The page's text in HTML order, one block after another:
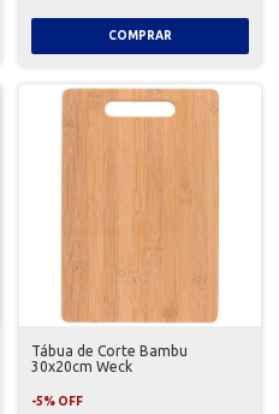
Tábua de Corte Bambu
30x20cm Weck
-5% OFF